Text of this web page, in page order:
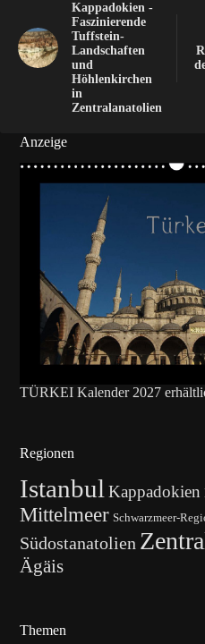
Kappadokien -
Faszinierende
Tuffstein-
Landschaften
und
Höhlenkirchen
in
Zentralanatolien
Anzeige
TÜRKEI Kalender 2027
Regionen
Istanbul Kappadokien
Mittelmeer Schwarzmeer-
Südostanatolien
Ägäis
Themen